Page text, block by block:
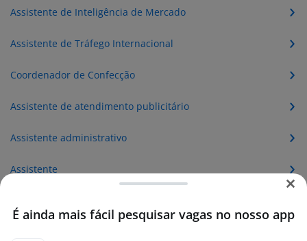
Assistente de Inteligência de Mercado
Assistente de Tráfego Internacional
Coordenador de Confecção
Assistente de atendimento publicitário
Assistente administrativo
Assistente
É ainda mais fácil pesquisar vagas no nosso app